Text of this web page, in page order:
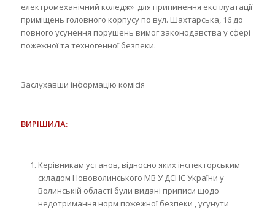
електромеханічний коледж» для припинення експлуатації
приміщень головного корпусу по вул. Шахтарська, 16 до
повного усунення порушень вимог законодавства у сфері
пожежної та техногенної безпеки.
Заслухавши інформацію комісія
ВИРІШИЛА:
Керівникам установ, відносно яких інспекторським
складом Нововолинського МВ У ДСНС України у
Волинській області були видані приписи щодо
недотримання норм пожежної безпеки , усунути